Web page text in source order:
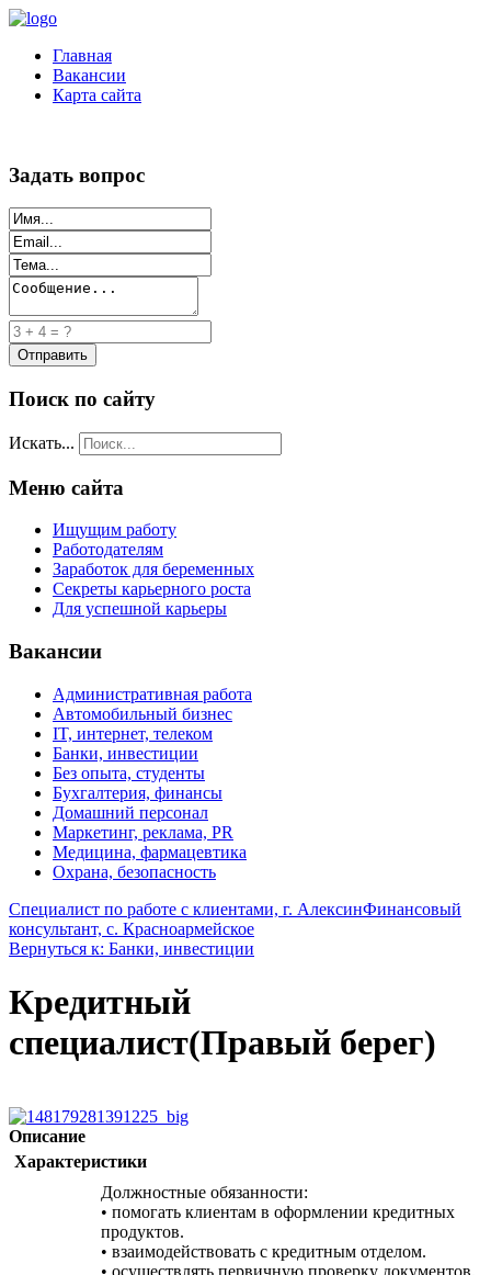
Главная
Вакансии
Карта сайта
Задать вопрос
Поиск по сайту
Искать...
Меню сайта
Ищущим работу
Работодателям
Заработок для беременных
Секреты карьерного роста
Для успешной карьеры
Вакансии
Административная работа
Автомобильный бизнес
IT, интернет, телеком
Банки, инвестиции
Без опыта, студенты
Бухгалтерия, финансы
Домашний персонал
Маркетинг, реклама, PR
Медицина, фармацевтика
Охрана, безопасность
Специалист по работе с клиентами, г. АлексинФинансовый
консультант, с. Красноармейское
Вернуться к: Банки, инвестиции
Кредитный
специалист(Правый берег)
Описание
Характеристики
Должностные обязанности:
• помогать клиентам в оформлении кредитных
продуктов.
• взаимодействовать с кредитным отделом.
• осуществлять первичную проверку документов,